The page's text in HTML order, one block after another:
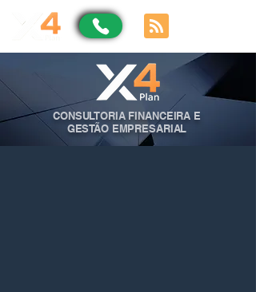
CONSULTORIA FINANCEIRA E
GESTÃO EMPRESARIAL